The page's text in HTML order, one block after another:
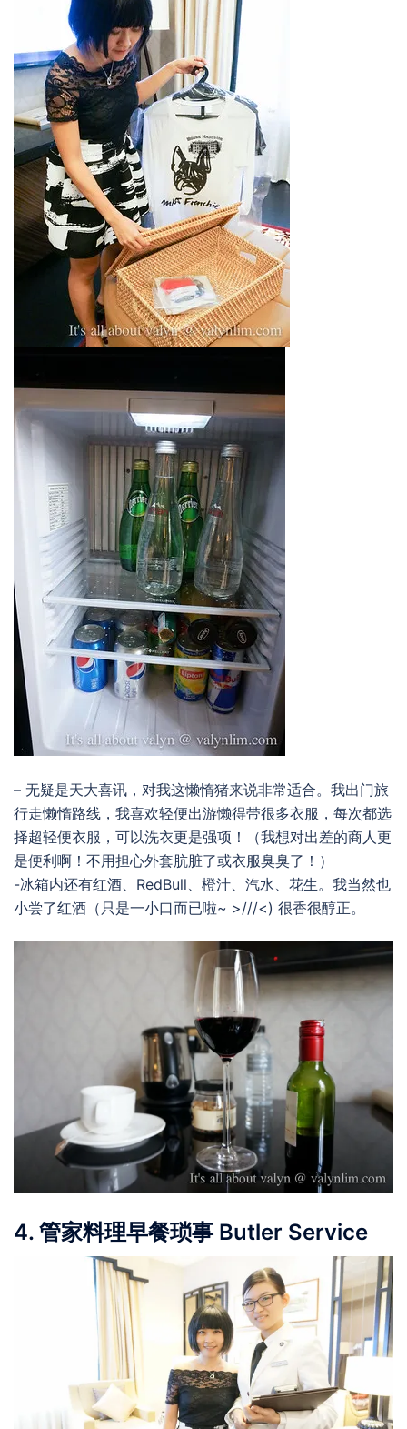
– 无疑是天大喜讯，对我这懒惰猪来说非常适合。我出门旅
行走懒惰路线，我喜欢轻便出游懒得带很多衣服，每次都选
择超轻便衣服，可以洗衣更是强项！（我想对出差的商人更
是便利啊！不用担心外套肮脏了或衣服臭臭了！）
-冰箱内还有红酒、RedBull、橙汁、汽水、花生。我当然也
小尝了红酒（只是一小口而已啦~ >///<) 很香很醇正。
4. 管家料理早餐琐事 Butler Service